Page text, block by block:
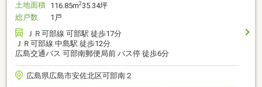
土地面積 116.85m235.34坪
総戸数
1戸
ＪＲ可部線 可部駅 徒歩17分
ＪＲ可部線 中島駅 徒歩12分
広島交通バス 可部南郵便局前 バス停 徒歩6分
広島県広島市安佐北区可部南２